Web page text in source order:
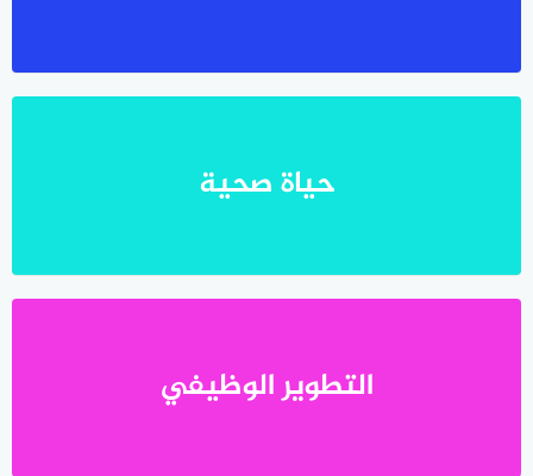
حياة صحية
التطوير الوظيفي